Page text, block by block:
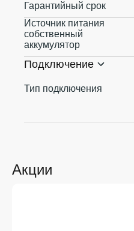
Акции
Гарантийный срок
Источник питания
собственный
аккумулятор
Подключение
Тип подключения